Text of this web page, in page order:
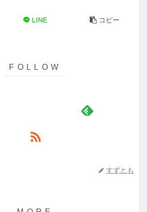
LINE コピー
すずとも